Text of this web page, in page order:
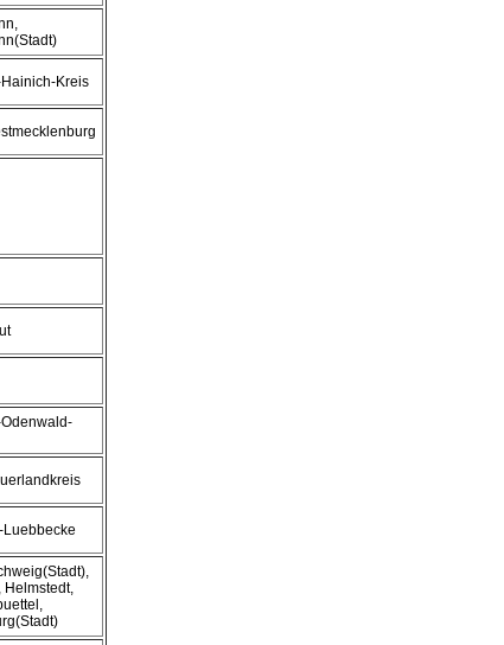
Kreis
Luebbecke
Helmstedt,